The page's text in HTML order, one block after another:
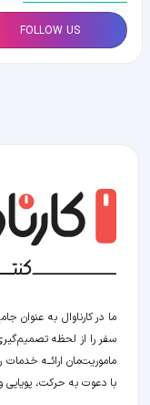
FOLLOW US
ما در کارناوال به عنوان
سفر را از لحظه‌
ماموریت‌مان اراﺋــﻪ
با دعوت به حرکت،